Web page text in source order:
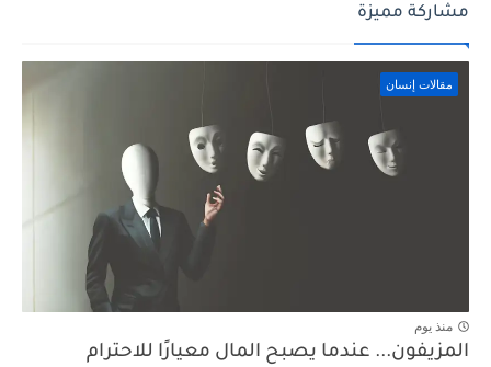
مشاركة مميزة
مقالات إنسان
منذ يوم
المزيفون... عندما يصبح المال معيارًا للاحترام